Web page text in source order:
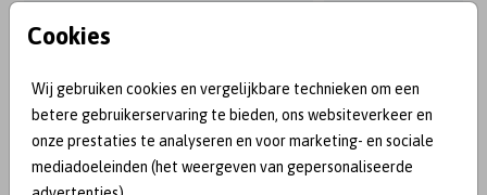
Cookies
Wij gebruiken cookies en vergelijkbare technieken om een
betere gebruikerservaring te bieden, ons websiteverkeer en
onze prestaties te analyseren en voor marketing- en sociale
mediadoeleinden (het weergeven van gepersonaliseerde